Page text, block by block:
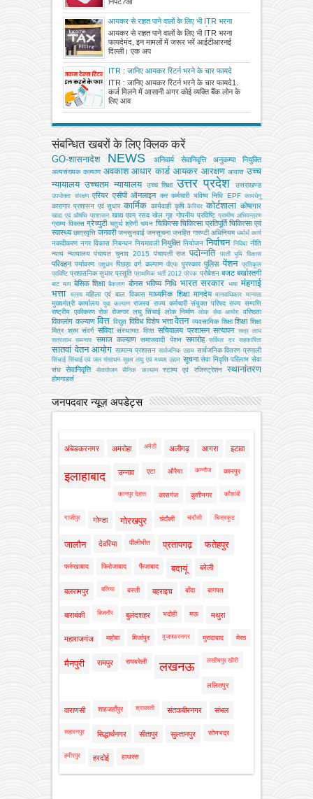
निपटें?आ
आयकर से राहत पाने वालों के लिए भी ITR भरना
फायदेमंद, इन मामलों में जरूर भरें आईटीआर
आयकर से राहत पाने वालों के लिए भी ITR भरना
फायदेमंद, इन मामलों में जरूर भरें आईटीआरनई
दिल्ली। एक अप
ITR : जानिए आयकर रिटर्न भरने के चार फायदे
ITR : जानिए आयकर रिटर्न भरने के चार फायदे1.
कर्ज मिलने में आसानी अगर कोई व्यक्ति बैंक लोन के
लिए आव
संबन्धित खबरों के लिए क्लिक करें
GO-शासनादेश NEWS अनिवार्य सेवानिवृत्ति अनुकम्पा नियुक्ति
अल्‍पसंख्‍यक कल्‍याण अवकाश आधार कार्ड आयकर आरक्षण आवास उच्च
न्यायालय उच्चतम न्यायालय उच्‍च शिक्षा उत्तर प्रदेश उत्तराखण्ड
उपभोक्‍ता संरक्षण एरियर एसीपी ऑनलाइन कर कर्मचारी भविष्य निधि EPF कामधेनु
कारागार प्रशासन एवं सुधार कार्मिक कार्यवाही कृषि कैरियर कोर्टशाला कोषागार
खाद्य एवं औषधि प्रशासन खाद्य एवम् रसद खेल गृह गोपनीय प्रविष्टि ग्रामीण अभियन्‍त्रण
ग्राम्य विकास ग्रेच्युटी चतुर्थ श्रेणी चयन चिकित्सा चिकित्सा प्रतिपूर्ति चिकित्‍सा एवं
स्वास्थ्य छात्रवृत्ति जनवरी जनसुनवाई जनसूचना जनहित गारण्टी अधिनियम धर्मार्थ कार्य
नकदीकरण नगर विकास निबन्‍धन नियमावली नियुक्ति नियोजन निर्वाचन निविदा नीति
न्याय न्यायालय पंचायत चुनाव 2015 पंचायती राज पदोन्नति परती भूमि विकास
परिवहन पर्यावरण पशुधन पिछड़ा वर्ग कल्‍याण पीएफ पुरस्कार पुलिस पेंशन
प्रतिकूल
प्रविष्टि प्रशासनिक सुधार प्रसूति प्राथमिक भर्ती 2012 प्रेरक प्रोबेशन बजट बर्खास्तगी
बाट माप बेसिक शिक्षा बैकलाग बोनस भविष्य निधि भारत सरकार भाषा मंहगाई
भत्ता
मत्‍स्‍य महिला एवं बाल विकास माध्यमिक शिक्षा मानदेय मानवाधिकार मान्यता
मुख्‍यमंत्री कार्यालय युवा कल्याण राजस्व राज्य कर्मचारी संयुक्त परिषद राज्य सम्पत्ति
राष्ट्रीय एकीकरण रोक रोजगार लघु सिंचाई लोक निर्माण लोक सेवा आयोग वरिष्ठता
विकलांग कल्याण वित्त विद्युत विविध विशेष भत्ता वेतन व्‍यवसायिक शिक्षा शिक्षा शिक्षा
मित्र श्रम संवर्ग संविदा संस्‍थागत वित्‍त सचिवालय प्रशासन सत्यापन सत्र लाभ
सत्रलाभ
समन्वय समाज कल्याण समाजवादी पेंशन समारोह सर्किल दर सहकारिता
सातवां वेतन आयोग सामान्य प्रशासन सार्वजनिक उद्यम सार्वजनिक वितरण प्रणाली
सिंचाई सिंचाई एवं जल संसाधन सूक्ष्म लघु एवं मध्यम उद्यम सूचना सेवा निवृत्ति परिलाभ सेवा
संघ
सेवानिवृत्ति सेवायोजन सैनिक कल्‍याण स्टाम्प एवं रजिस्ट्रेशन स्थानांतरण
होमगाडर्स
जनपदवार न्यूज़ अपडेट्स
अंबेडकरनगर अमरोहा अमेठी अलीगढ़ आगरा इटावा
इलाहाबाद उन्नाव एटा औरैया कन्नौज कानपुर
कानपुर देहात कासगंज कुशीनगर कौशांबी
गाजीपुर गोण्डा गोरखपुर चंदौली चंदौसी चित्रकूट
जालौन देवरिया पीलीभीत प्रतापगढ़ फतेहपुर
फर्रुखाबाद फिरोजाबाद फैजाबाद बदायूं बरेली
बलरामपुर बलिया बस्ती बहराइच बाँदा बागपत
बाराबंकी बिजनौर बुलंदशहर भदोही मऊ मथुरा
महाराजगंज महोबा मिर्जापुर मुजफ्फरनगर मुरादाबाद मेरठ
मैनपुरी रामपुर रायबरेली लखनऊ लखीमपुर खीरी
ललितपुर
वाराणसी शाहजहाँपुर श्रावस्ती संतकबीरनगर संभल
सहारनपुर सिद्धार्थनगर सीतापुर सुल्तानपुर सोनभद्र
हमीरपुर हरदोई हाथरस